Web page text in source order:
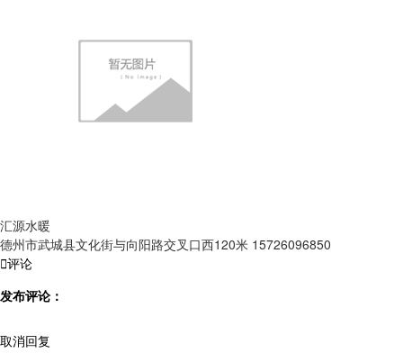
汇源水暖
德州市武城县文化街与向阳路交叉口西120米 15726096850
评论
发布评论：
取消回复